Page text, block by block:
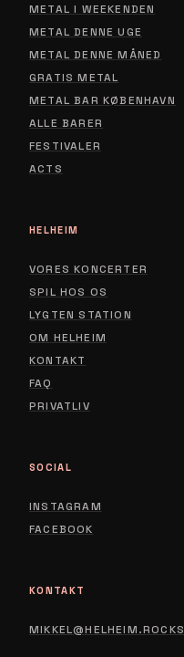
METAL I WEEKENDEN
METAL DENNE UGE
METAL DENNE MÅNED
GRATIS METAL
METAL BAR KØBENHAVN
ALLE BARER
FESTIVALER
ACTS
HELHEIM
VORES KONCERTER
SPIL HOS OS
LYGTEN STATION
OM HELHEIM
KONTAKT
FAQ
PRIVATLIVPRIVACY POLICY
SOCIAL
INSTAGRAM
FACEBOOK
KONTAKT
MIKKEL@HELHEIM.ROCKS